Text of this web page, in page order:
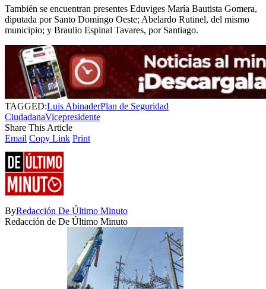
También se encuentran presentes Eduviges María Bautista Gomera,
diputada por Santo Domingo Oeste; Abelardo Rutinel, del mismo
municipio; y Braulio Espinal Tavares, por Santiago.
TAGGED:Luis AbinaderPlan de Seguridad
CiudadanaVicepresidente
Share This Article
Email Copy Link Print
ByRedacción De Último Minuto
Redacción de De Último Minuto